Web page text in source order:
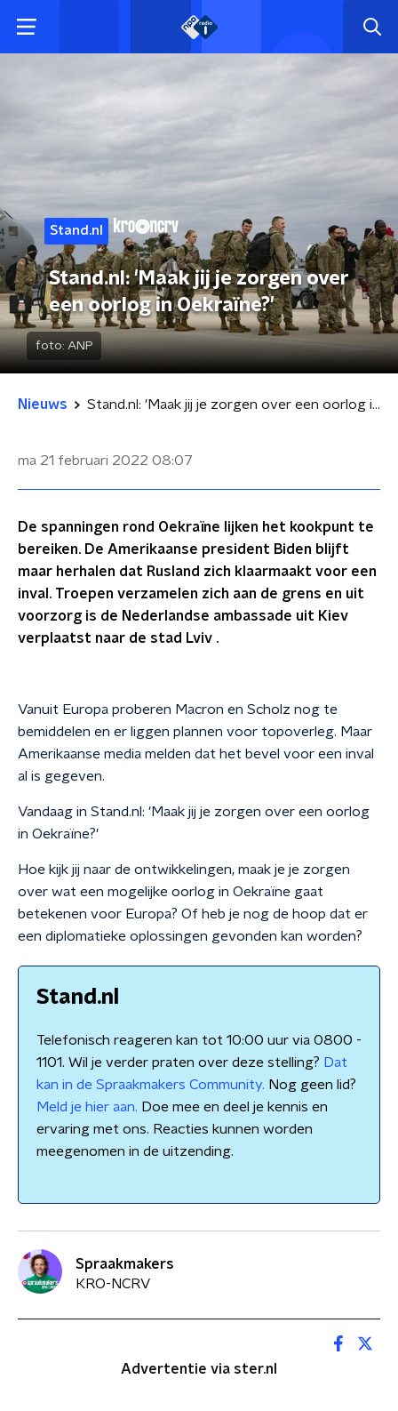
Stand.nl
Stand.nl: 'Maak jij je zorgen over
een oorlog in Oekraïne?'
foto: ANP
Nieuws Stand.nl: 'Maak jij je zorgen over een oorlog in Oekraïne?'
ma 21 februari 2022 08:07
De spanningen rond Oekraïne lijken het kookpunt te
bereiken. De Amerikaanse president Biden blijft
maar herhalen dat Rusland zich klaarmaakt voor een
inval. Troepen verzamelen zich aan de grens en uit
voorzorg is de Nederlandse ambassade uit Kiev
verplaatst naar de stad Lviv .
Vanuit Europa proberen Macron en Scholz nog te
bemiddelen en er liggen plannen voor topoverleg. Maar
Amerikaanse media melden dat het bevel voor een inval
al is gegeven.
Vandaag in Stand.nl: 'Maak jij je zorgen over een oorlog
in Oekraïne?'
Hoe kijk jij naar de ontwikkelingen, maak je je zorgen
over wat een mogelijke oorlog in Oekraïne gaat
betekenen voor Europa? Of heb je nog de hoop dat er
een diplomatieke oplossingen gevonden kan worden?
Stand.nl
Telefonisch reageren kan tot 10:00 uur via 0800 -
1101. Wil je verder praten over deze stelling? Dat
kan in de Spraakmakers Community. Nog geen lid?
Meld je hier aan. Doe mee en deel je kennis en
ervaring met ons. Reacties kunnen worden
meegenomen in de uitzending.
Spraakmakers
KRO-NCRV
Advertentie via ster.nl